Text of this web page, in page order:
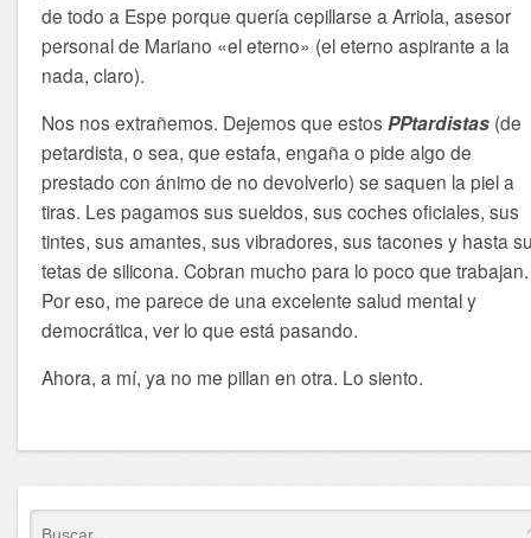
de todo a Espe porque quería cepillarse a Arriola, asesor
personal de Mariano «el eterno» (el eterno aspirante a la
nada, claro).
Nos nos extrañemos. Dejemos que estosPPtardistas (de
petardista, o sea, que estafa, engaña o pide algo de
prestado con ánimo de no devolverlo) se saquen la piel a
tiras. Les pagamos sus sueldos, sus coches oficiales, sus
tintes, sus amantes, sus vibradores, sus tacones y hasta
tetas de silicona. Cobran mucho para lo poco que trabajan.
Por eso, me parece de una excelente salud mental y
democrática, ver lo que está pasando.
Ahora, a mí, ya no me pillan en otra. Lo siento.